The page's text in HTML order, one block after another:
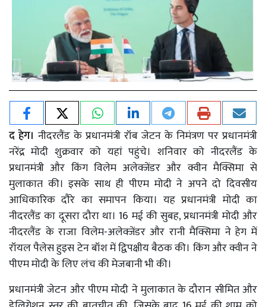
द हेग। नीदरलैंड के प्रधानमंत्री रॉब जेटन के निमंत्रण पर प्रधानमंत्री
नरेंद्र मोदी शुक्रवार को यहां पहुंचे। शनिवार को नीदरलैंड के
प्रधानमंत्री और किंग विलेम अलेक्जेंडर और क्वीन मैक्सिमा से
मुलाकात की। इसके साथ ही पीएम मोदी ने अपने दो दिवसीय
आधिकारिक दौरे का समापन किया। यह प्रधानमंत्री मोदी का
नीदरलैंड का दूसरा दौरा था। 16 मई की सुबह, प्रधानमंत्री मोदी और
नीदरलैंड के राजा विलेम-अलेक्जेंडर और रानी मैक्सिमा ने हेग में
रॉयल पैलेस हुइस टेन बॉश में द्विपक्षीय बैठक की। किंग और क्वीन ने
पीएम मोदी के लिए लंच की मेजबानी भी की।
प्रधानमंत्री जेटन और पीएम मोदी ने मुलाकात के दौरान सीमित और